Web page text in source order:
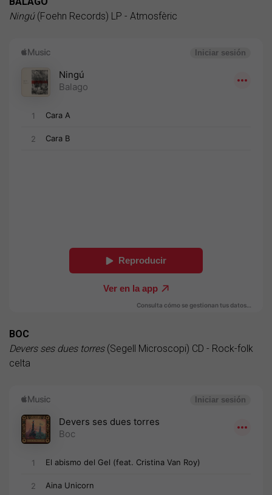
Ningú(Foehn Records) LP - Atmosfèric
BOC
Devers ses dues torres(Segell Microscopi) CD - Rock-folk
celta